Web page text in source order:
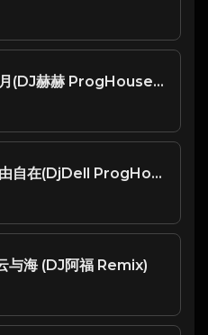
大壮 - 那年那月(DJ赫赫 ProgHouse Mix 国语男)
凤凰传奇 - 自由自在(DjDell ProgHouse Rmx 2024)
与海 (DJ阿福 Remix)